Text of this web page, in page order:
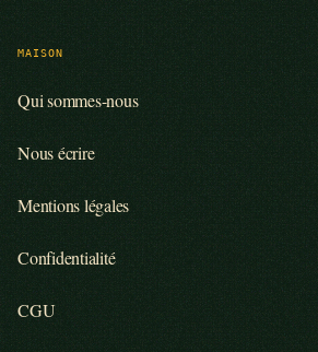
MAISON
Qui sommes-nous
Nous écrire
Mentions légales
Confidentialité
CGU